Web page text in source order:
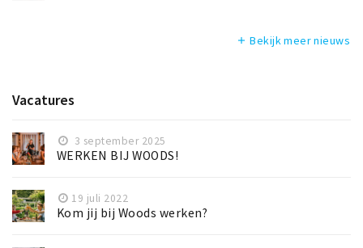
add Bekijk meer nieuws
Vacatures
3 september 2025
WERKEN BIJ WOODS!
19 juli 2022
Kom jij bij Woods werken?